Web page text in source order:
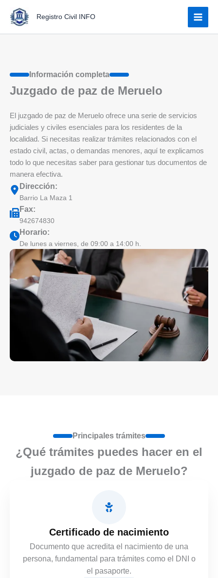
contenido
Registro Civil INFO
Información completa
Juzgado de paz de Meruelo
El juzgado de paz de Meruelo ofrece una serie de servicios
judiciales y civiles esenciales para los residentes de la
localidad. Si necesitas realizar trámites relacionados con el
estado civil, actas, o demandas menores, aquí te explicamos
todo lo que necesitas saber para gestionar tus documentos de
manera efectiva.
Dirección:
Barrio La Maza 1
Fax:
942674830
Horario:
De lunes a viernes, de 09:00 a 14:00 h.
Principales trámites
¿Qué trámites puedes hacer en el
juzgado de paz de Meruelo?
Certificado de nacimiento
Documento que acredita el nacimiento de una
persona, fundamental para trámites como el DNI o
el pasaporte.